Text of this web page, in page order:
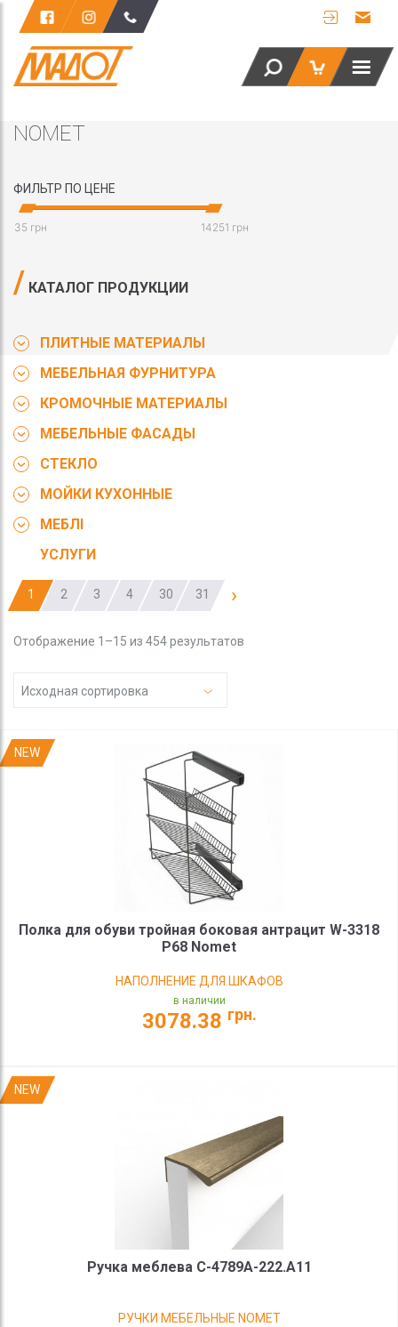
NOMET
ФИЛЬТР ПО ЦЕНЕ
35 грн 14251 грн
КАТАЛОГ ПРОДУКЦИИ
ПЛИТНЫЕ МАТЕРИАЛЫ
МЕБЕЛЬНАЯ ФУРНИТУРА
КРОМОЧНЫЕ МАТЕРИАЛЫ
МЕБЕЛЬНЫЕ ФАСАДЫ
СТЕКЛО
МОЙКИ КУХОННЫЕ
МЕБЛІ
УСЛУГИ
1 2 3 4 30 31 ›
Отображение 1–15 из 454 результатов
Исходная сортировка
NEW
Полка для обуви тройная боковая антрацит W-3318
P68 Nomet
НАПОЛНЕНИЕ ДЛЯ ШКАФОВ
в наличии
3078.38 грн.
NEW
Ручка меблева C-4789A-222.A11
РУЧКИ МЕБЕЛЬНЫЕ NOMET